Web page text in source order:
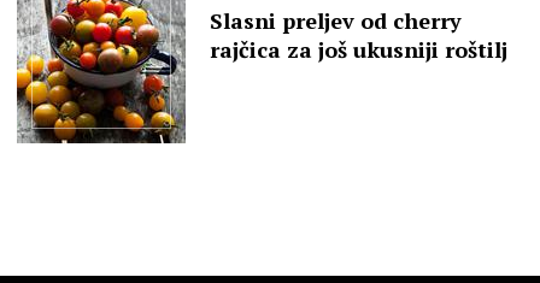
Slasni preljev od cherry
rajčica za još ukusniji roštilj